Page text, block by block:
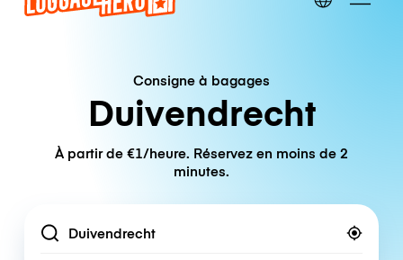
Consigne à bagages
Duivendrecht
À partir de €1/heure. Réservez en moins de 2
minutes.
Location